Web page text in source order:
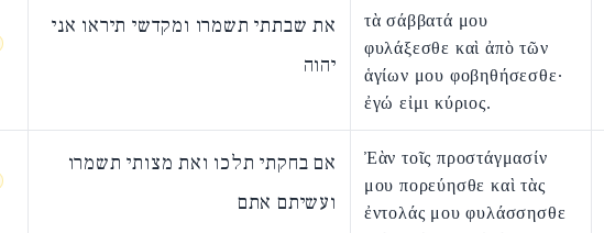
את שבתתי תשמרו ומקדשי תיראו אני
יהוה
τὰ σάββατά μου
φυλάξεσθε καὶ ἀπὸ τῶν
ἁγίων μου φοβηθήσεσθε·
ἐγώ εἰμι κύριος.
אם בחקתי תלכו ואת מצותי תשמרו
ועשיתם אתם
Ἐὰν τοῖς προστάγμασίν
μου πορεύησθε καὶ τὰς
ἐντολάς μου φυλάσσησθε